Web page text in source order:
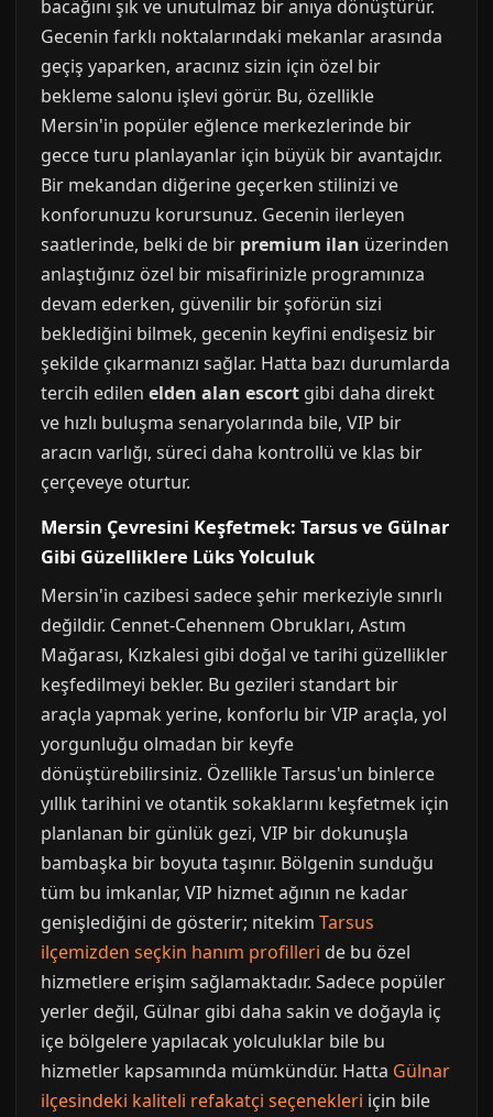
bacağını şık ve unutulmaz bir anıya dönüştürür.
Gecenin farklı noktalarındaki mekanlar arasında
geçiş yaparken, aracınız sizin için özel bir
bekleme salonu işlevi görür. Bu, özellikle
Mersin'in popüler eğlence merkezlerinde bir
gecce turu planlayanlar için büyük bir avantajdır.
Bir mekandan diğerine geçerken stilinizi ve
konforunuzu korursunuz. Gecenin ilerleyen
saatlerinde, belki de bir premium ilan üzerinden
anlaştığınız özel bir misafirinizle programınıza
devam ederken, güvenilir bir şoförün sizi
beklediğini bilmek, gecenin keyfini endişesiz bir
şekilde çıkarmanızı sağlar. Hatta bazı durumlarda
tercih edilen elden alan escort gibi daha direkt
ve hızlı buluşma senaryolarında bile, VIP bir
aracın varlığı, süreci daha kontrollü ve klas bir
çerçeveye oturtur.
Mersin Çevresini Keşfetmek: Tarsus ve Gülnar
Gibi Güzelliklere Lüks Yolculuk
Mersin'in cazibesi sadece şehir merkeziyle sınırlı
değildir. Cennet-Cehennem Obrukları, Astım
Mağarası, Kızkalesi gibi doğal ve tarihi güzellikler
keşfedilmeyi bekler. Bu gezileri standart bir
araçla yapmak yerine, konforlu bir VIP araçla, yol
yorgunluğu olmadan bir keyfe
dönüştürebilirsiniz. Özellikle Tarsus'un binlerce
yıllık tarihini ve otantik sokaklarını keşfetmek için
planlanan bir günlük gezi, VIP bir dokunuşla
bambaşka bir boyuta taşınır. Bölgenin sunduğu
tüm bu imkanlar, VIP hizmet ağının ne kadar
genişlediğini de gösterir; nitekim Tarsus
ilçemizden seçkin hanım profilleri de bu özel
hizmetlere erişim sağlamaktadır. Sadece popüler
yerler değil, Gülnar gibi daha sakin ve doğayla iç
içe bölgelere yapılacak yolculuklar bile bu
hizmetler kapsamında mümkündür. Hatta Gülnar
ilçesindeki kaliteli refakatçi seçenekleri için bile